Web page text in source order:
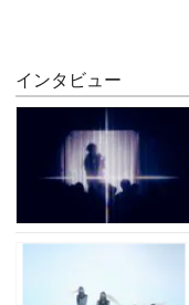
インタビュー